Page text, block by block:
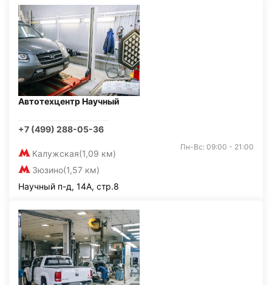
Автотехцентр Научный
+7 (499) 288-05-36
Калужская(1,09 км)
Зюзино(1,57 км)
Пн-Вс: 09:00 - 21:00
Научный п-д, 14А, стр.8